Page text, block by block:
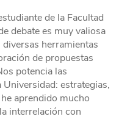
de la Facultad
debate es muy valiosa
herramientas
de propuestas
potencia las
Universidad: estrategias,
aprendido mucho
interrelación con